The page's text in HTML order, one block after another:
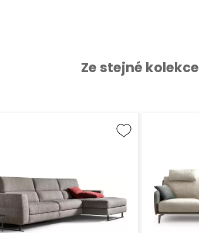
Ze stejné kolekce